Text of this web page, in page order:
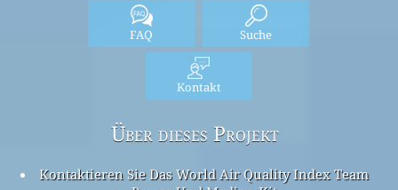
FAQ Suche
Kontakt
Über dieses Projekt
Kontaktieren Sie Das World Air Quality Index Team